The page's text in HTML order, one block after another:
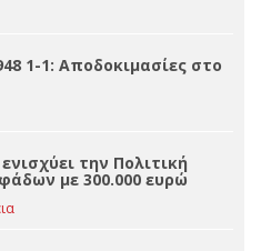
κρούσμα στον Δήμο
ΕΟΔΥ
1-1: Αποδοκιμασίες στο